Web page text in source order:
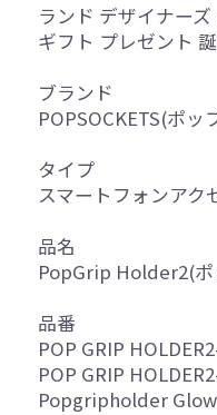
ランド デザイナー
ギフト プレゼント
ブランド
POPSOCKETS(ポッ
タイプ
スマートフォンアク
品名
PopGrip Holder2(
品番
POP GRIP
POP GRIP
Popgripholder